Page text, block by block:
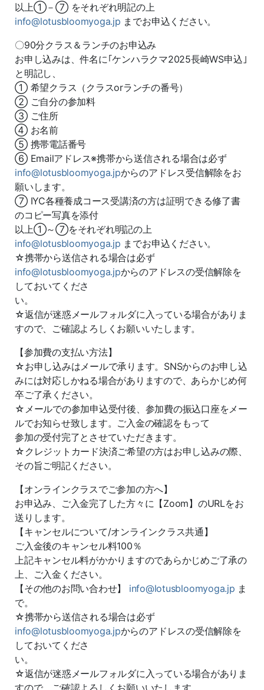
以上①－⑦ をそれぞれ明記の上
info@lotusbloomyoga.jp までお申込ください。
〇90分クラス＆ランチのお申込み
お申し込みは、件名に｢ケンハラクマ2025長崎WS申込｣
と明記し、
① 希望クラス（クラスorランチの番号）
② ご自分の参加料
③ ご住所
④ お名前
⑤ 携帯電話番号
⑥ Emailアドレス※携帯から送信される場合は必ず
info@lotusbloomyoga.jpからのアドレス受信解除をお
願いします。
⑦ IYC各種養成コース受講済の方は証明できる修了書
のコピー写真を添付
以上①～⑦をそれぞれ明記の上
info@lotusbloomyoga.jp までお申込ください。
☆携帯から送信される場合は必ず
info@lotusbloomyoga.jpからのアドレスの受信解除を
しておいてくださ
い。
☆返信が迷惑メールフォルダに入っている場合がありま
すので、ご確認よろしくお願いいたします。
【参加費の支払い方法】
☆お申し込みはメールで承ります。SNSからのお申し込
みには対応しかねる場合がありますので、あらかじめ何
卒ご了承ください。
☆メールでの参加申込受付後、参加費の振込口座をメー
ルでお知らせ致します。ご入金の確認をもって
参加の受付完了とさせていただきます。
☆クレジットカード決済ご希望の方はお申し込みの際、
その旨ご明記ください。
【オンラインクラスでご参加の方へ】
お申込み、ご入金完了した方々に【Zoom】のURLをお
送りします。
【キャンセルについて/オンラインクラス共通】
ご入金後のキャンセル料100％
上記キャンセル料がかかりますのであらかじめご了承の
上、ご入金ください。
【その他のお問い合わせ】 info@lotusbloomyoga.jp ま
で。
☆携帯から送信される場合は必ず
info@lotusbloomyoga.jpからのアドレスの受信解除を
しておいてくださ
い。
☆返信が迷惑メールフォルダに入っている場合がありま